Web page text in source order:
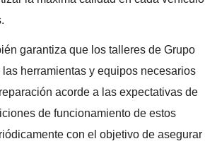
garantiza que los talleres de Grupo
herramientas y equipos necesarios
acorde a las expectativas de
de funcionamiento de estos
con el objetivo de asegurar